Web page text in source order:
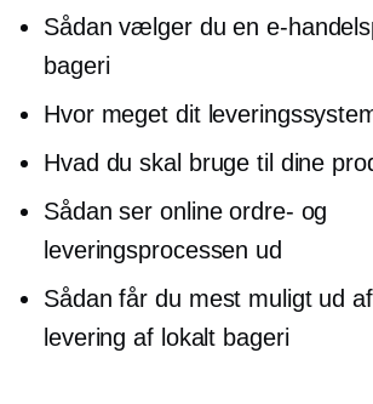
Sådan vælger du en e-
bageri
Hvor meget dit
Hvad du skal bruge til dine
Sådan ser online ordre- og
leveringsprocessen ud
Sådan får du mest muligt ud
levering af lokalt bageri